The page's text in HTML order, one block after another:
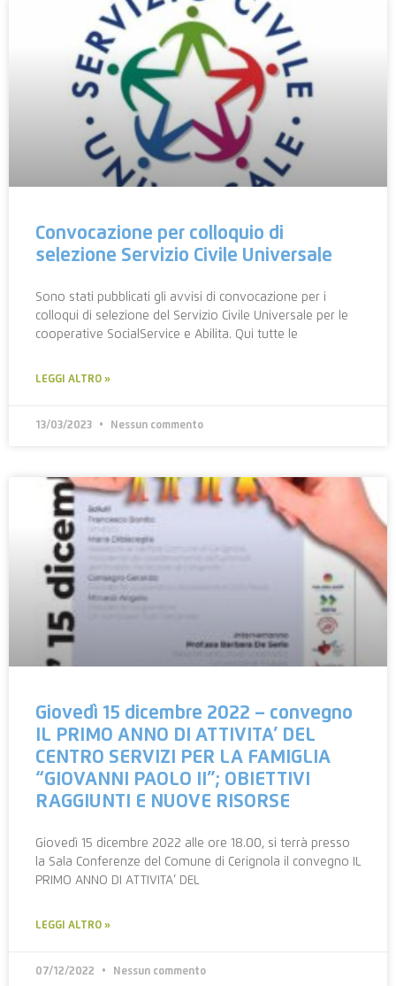
Convocazione per colloquio di
selezione Servizio Civile Universale
Sono stati pubblicati gli avvisi di convocazione per i
colloqui di selezione del Servizio Civile Universale per le
cooperative SocialService e Abilita. Qui tutte le
LEGGI ALTRO »
13/03/2023 Nessun commento
Giovedì 15 dicembre 2022 – convegno
IL PRIMO ANNO DI ATTIVITA’ DEL
CENTRO SERVIZI PER LA FAMIGLIA
“GIOVANNI PAOLO II”; OBIETTIVI
RAGGIUNTI E NUOVE RISORSE
Giovedì 15 dicembre 2022 alle ore 18.00, si terrà presso
la Sala Conferenze del Comune di Cerignola il convegno IL
PRIMO ANNO DI ATTIVITA’ DEL
LEGGI ALTRO »
07/12/2022 Nessun commento